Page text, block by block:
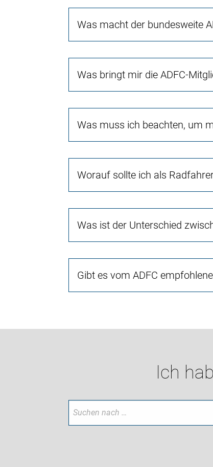
Was macht der bundesweite
Was bringt mir die ADFC-
Was muss ich beachten, um
Worauf sollte ich als
Was ist der Unterschied
Gibt es vom ADFC
Ich